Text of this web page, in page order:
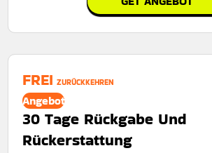
FREI ZURÜCKKEHREN
Angebot
30 Tage Rückgabe Und
Rückerstattung